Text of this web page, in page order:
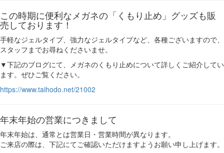
この時期に便利なメガネの「くもり止め」グッズも販
売しております！
手軽なジェルタイプ、強力なジェルタイプなど、各種ございますので、
スタッフまでお尋ねくださいませ。
▼下記のブログにて、メガネのくもり止めについて詳しくご紹介してい
ます。ぜひご覧ください。
https://www.taihodo.net/21002
年末年始の営業につきまして
年末年始は、通常とは営業日・営業時間が異なります。
ご来店の際は、下記にてご確認いただけますようお願い申し上げます。